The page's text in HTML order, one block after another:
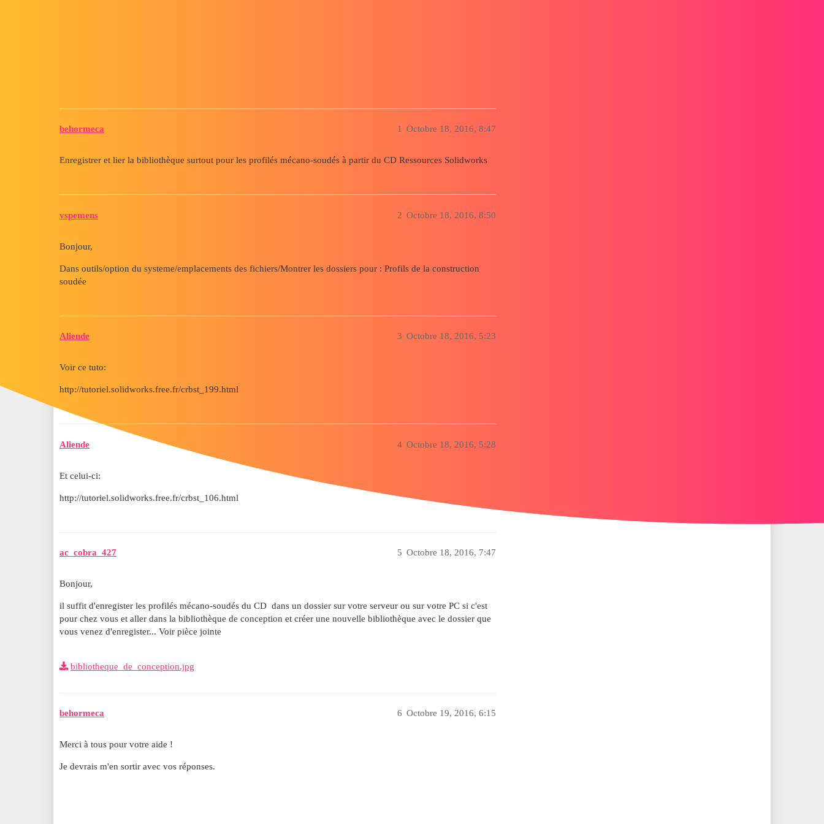
behormeca Octobre 18, 2016, 8:47
1
Enregistrer et lier la bibliothèque surtout pour les profilés mécano-soudés à partir du CD Ressources Solidworks
vspemens Octobre 18, 2016, 8:50
2
Bonjour,
Dans outils/option du systeme/emplacements des fichiers/Montrer les dossiers pour : Profils de la construction
soudée
Aliende Octobre 18, 2016, 5:23
3
Voir ce tuto:
http://tutoriel.solidworks.free.fr/crbst_199.html
Aliende Octobre 18, 2016, 5:28
4
Et celui-ci:
http://tutoriel.solidworks.free.fr/crbst_106.html
ac_cobra_427 Octobre 18, 2016, 7:47
5
Bonjour,
il suffit d'enregister les profilés mécano-soudés du CD dans un dossier sur votre serveur ou sur votre PC si c'est
pour chez vous et aller dans la bibliothèque de conception et créer une nouvelle bibliothèque avec le dossier que
vous venez d'enregister... Voir pièce jointe
bibliotheque_de_conception.jpg
behormeca Octobre 19, 2016, 6:15
6
Merci à tous pour votre aide !
Je devrais m'en sortir avec vos réponses.